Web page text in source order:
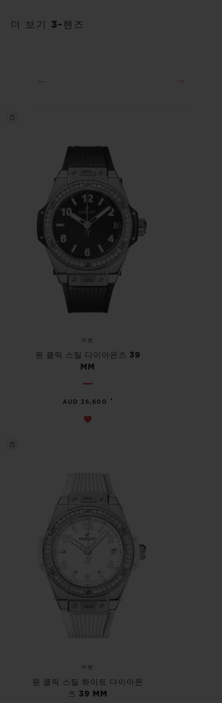
40시간
블루.
더 보기 3-핸즈
빅뱅
원 클릭 스틸 다이아몬즈 39
MM
AUD 26,600 •
빅뱅
원 클릭 스틸 화이트 다이아몬
즈 39 MM